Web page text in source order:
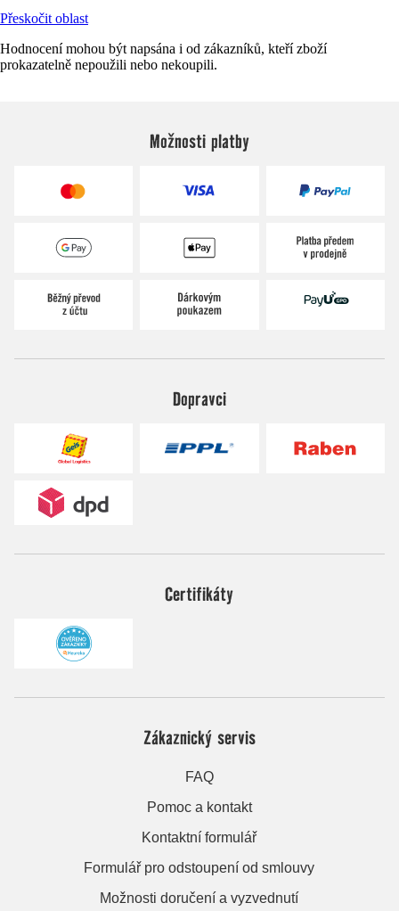
Přeskočit oblast
Hodnocení mohou být napsána i od zákazníků, kteří zboží
prokazatelně nepoužili nebo nekoupili.
Možnosti platby
Dopravci
Certifikáty
Zákaznický servis
FAQ
Pomoc a kontakt
Kontaktní formulář
Formulář pro odstoupení od smlouvy
Možnosti doručení a vyzvednutí